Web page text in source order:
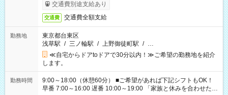
交通費別途支給あり
交通費 交通費全額支給
勤務地
東京都台東区
浅草駅 / 三ノ輪駅 / 上野御徒町駅 / …
≪自宅からドアtoドアで30分以内！≫ご希望の勤務地を紹介
します。
勤務時間
9:00～18:00（休憩60分） ■ご希望があれば下記シフトもOK！
早番 7:00～16:00 遅番 10:00～19:00 「家族と休みを合わせた